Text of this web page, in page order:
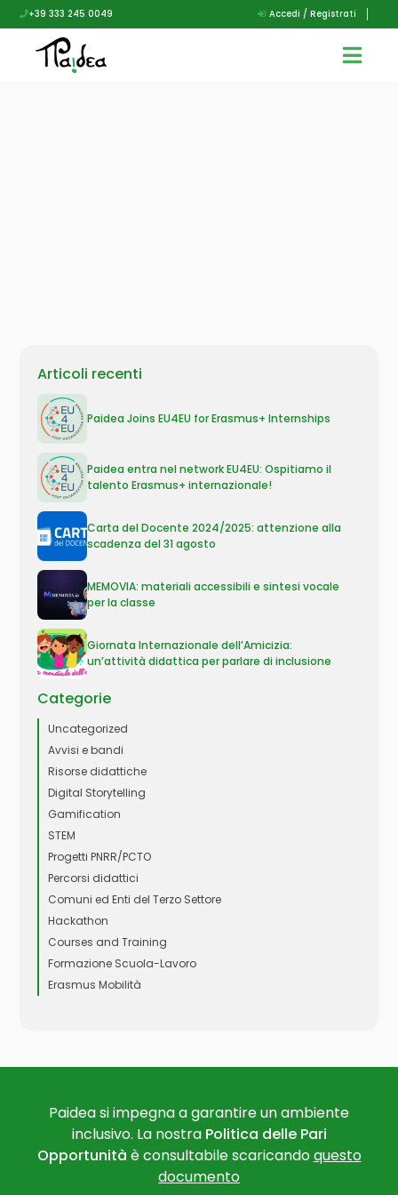
+39 333 245 0049 Accedi / Registrati
Articoli recenti
Paidea Joins EU4EU for Erasmus+ Internships
Paidea entra nel network EU4EU: Ospitiamo il
talento Erasmus+ internazionale!
Carta del Docente 2024/2025: attenzione alla
scadenza del 31 agosto
MEMOVIA: materiali accessibili e sintesi vocale
per la classe
Giornata Internazionale dell’Amicizia:
un’attività didattica per parlare di inclusione
Categorie
Uncategorized
Avvisi e bandi
Risorse didattiche
Digital Storytelling
Gamification
STEM
Progetti PNRR/PCTO
Percorsi didattici
Comuni ed Enti del Terzo Settore
Hackathon
Courses and Training
Formazione Scuola-Lavoro
Erasmus Mobilità
Paidea si impegna a garantire un ambiente
inclusivo. La nostra Politica delle Pari
Opportunità è consultabile scaricandoquesto
documento